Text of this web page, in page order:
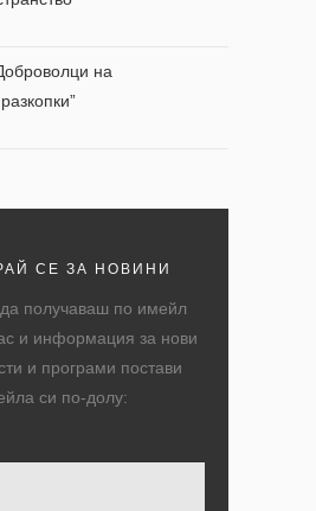
на
СЕ ЗА НОВИНИ
получаваш по имейл
и информация за нови
и програми постави
си по-долу: